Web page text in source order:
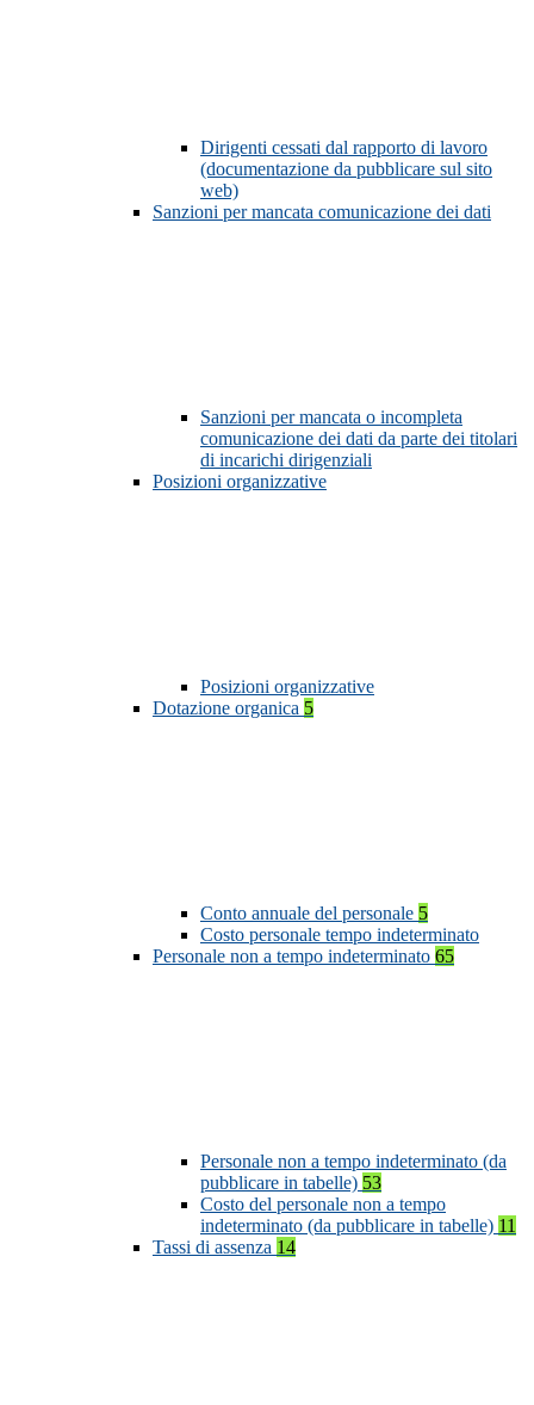
Dirigenti cessati dal rapporto di lavoro
(documentazione da pubblicare sul sito
web)
Sanzioni per mancata comunicazione dei dati
Sanzioni per mancata o incompleta
comunicazione dei dati da parte dei titolari
di incarichi dirigenziali
Posizioni organizzative
Posizioni organizzative
Dotazione organica 5
Conto annuale del personale 5
Costo personale tempo indeterminato
Personale non a tempo indeterminato 65
Personale non a tempo indeterminato (da
pubblicare in tabelle) 53
Costo del personale non a tempo
indeterminato (da pubblicare in tabelle) 11
Tassi di assenza 14